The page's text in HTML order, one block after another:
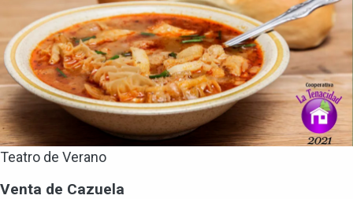
Teatro de Verano
Venta de Cazuela